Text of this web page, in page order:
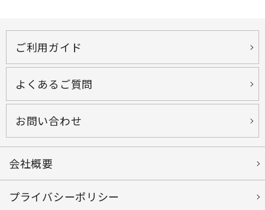
ご利用ガイド
よくあるご質問
お問い合わせ
会社概要
プライバシーポリシー